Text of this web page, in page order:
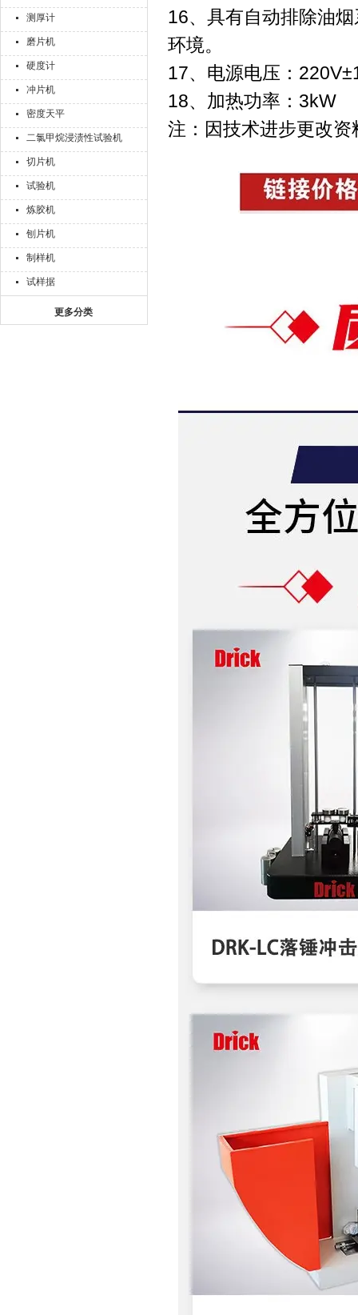
测厚计
磨片机
硬度计
冲片机
密度天平
二氯甲烷浸渍性试验机
切片机
试验机
炼胶机
刨片机
制样机
试样据
更多分类
16、具有自动排除油
环境。
17、电源电压：
18、加热功率：3kW
注：因技术进步更改